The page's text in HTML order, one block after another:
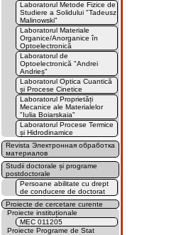
Laboratorul Metode Fizice de
Studiere a Solidului "Tadeusz
Malinowski"
Laboratorul Materiale
Organice/Anorganice în
Optoelectronică
Laboratorul de
Optoelectronică "Andrei
Andrieș"
Laboratorul Optica Cuantică
și Procese Cinetice
Laboratorul Proprietăți
Mecanice ale Materialelor
"Iulia Boiarskaia"
Laboratorul Procese Termice
și Hidrodinamice
Revista Электронная обработка
материалов
Studii doctorale și programe
postdoctorale
Persoane abilitate cu drept
de conducere de doctorat
Proiecte de cercetare curente
Proiecte instituționale
MEC 011205
Proiecte Programe de Stat